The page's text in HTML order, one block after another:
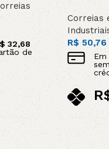
32,68
de
Correias
R$50,76
no